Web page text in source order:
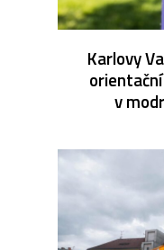
Karlovy
v